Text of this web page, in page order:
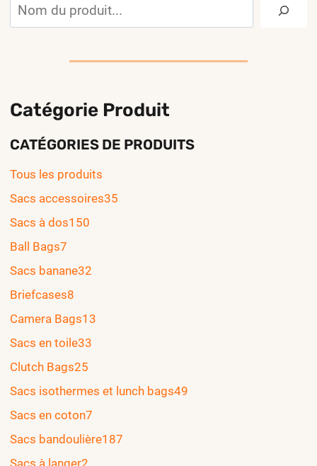
Catégorie Produit
CATÉGORIES DE PRODUITS
Tous les produits
Sacs accessoires35
Sacs à dos150
Ball Bags7
Sacs banane32
Briefcases8
Camera Bags13
Sacs en toile33
Clutch Bags25
Sacs isothermes et lunch bags49
Sacs en coton7
Sacs bandoulière187
Sacs à langer2